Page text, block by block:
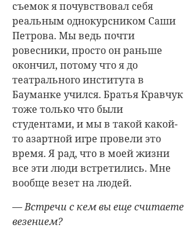
съемок я почувствовал себя
реальным однокурсником Саши
Петрова. Мы ведь почти
ровесники, просто он раньше
окончил, потому что я до
театрального института в
Бауманке учился. Братья Кравчук
тоже только что были
студентами, и мы в такой какой-
то азартной игре провели это
время. Я рад, что в моей жизни
все эти люди встретились. Мне
вообще везет на людей.
— Встречи с кем вы еще считаете
везением?